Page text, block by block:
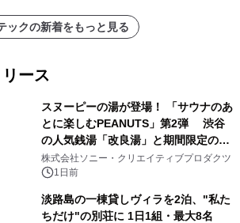
アーティストを フィーチャーしたアニ
メーションを公開～
ックの新着をもっと見る
ース
スヌーピーの湯が登場！ 「サウナのあ
とに楽しむPEANUTS」第2弾 渋谷
の人気銭湯「改良湯」と期間限定のコ
ラボレーション サウナイキタイコラ
ボグッズも発売決定！
株式会社ソニー・クリエイティブプロダクツ
1日前
淡路島の一棟貸しヴィラを2泊、"私た
ちだけ"の別荘に 1日1組・最大8名